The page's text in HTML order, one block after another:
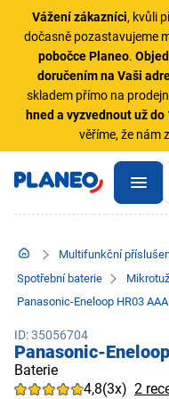
Vážení zákazníci, kvůli
dočasně pozastavujeme
pobočce Planeo.
doručením na Vaši
skladem přímo na
hned a vyzvednout už
věříme, že nám
Multifunkční
Spotřební baterie
Panasonic-Eneloop HR03
ID: 35056704
Panasonic-
Baterie
4,8(3x) 2